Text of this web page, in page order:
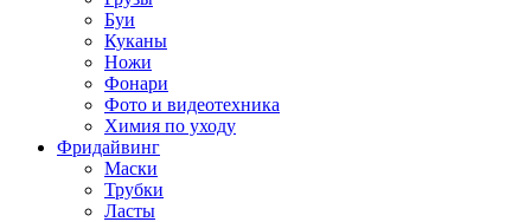
Буи
Куканы
Ножи
Фонари
Фото и видеотехника
Химия по уходу
Фридайвинг
Маски
Трубки
Ласты